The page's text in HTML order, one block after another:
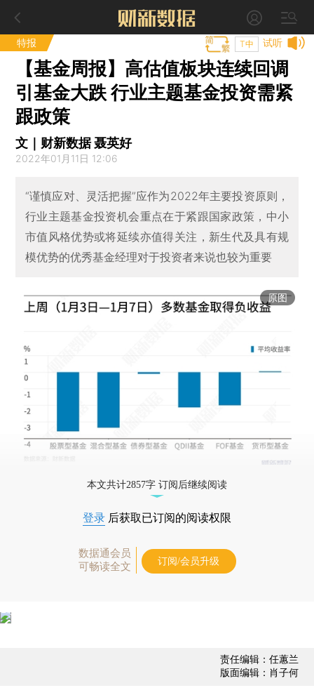
特报 试听
T中
【基金周报】高估值板块连续回调
引基金大跌 行业主题基金投资需紧
跟政策
文｜财新数据 聂英好
2022年01月11日 12:06
“谨慎应对、灵活把握”应作为2022年主要投资原则，
行业主题基金投资机会重点在于紧跟国家政策，中小
市值风格优势或将延续亦值得关注，新生代及具有规
模优势的优秀基金经理对于投资者来说也较为重要
原图
本文共计2857字 订阅后继续阅读
登录 后获取已订阅的阅读权限
数据通会员
可畅读全文
订阅/会员升级
责任编辑：任蕙兰
版面编辑：肖子何